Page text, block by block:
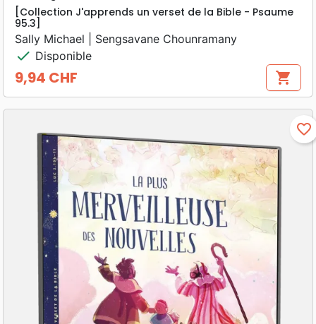
[Collection J'apprends un verset de la Bible - Psaume
95.3]
Sally Michael | Sengsavane Chounramany
check Disponible
Prix
9,94 CHF shopping_cart
favorite_border